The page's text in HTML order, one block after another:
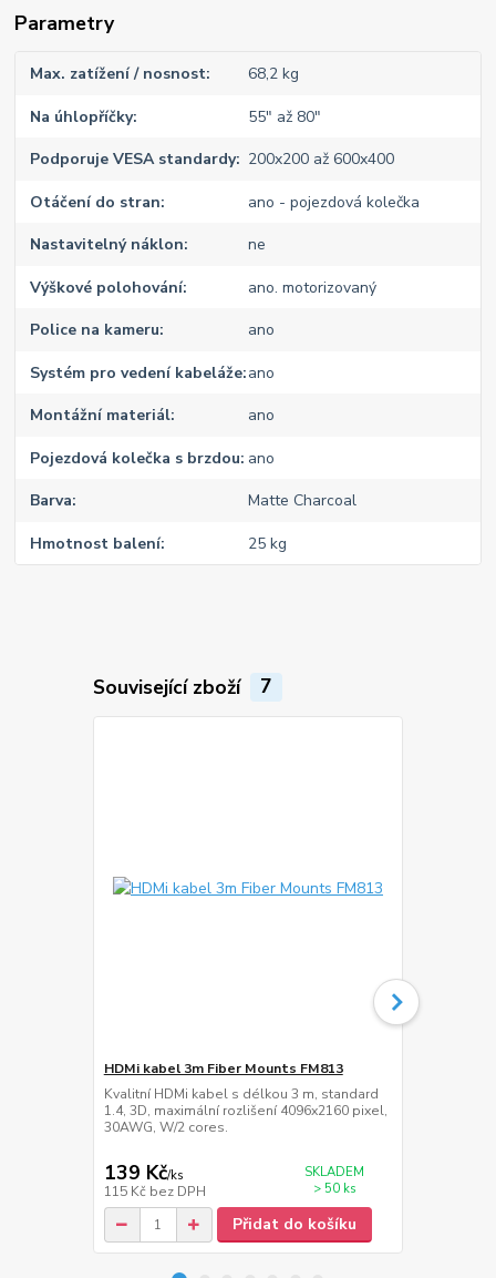
Parametry
Max. zatížení / nosnost 68,2 kg
Na úhlopříčky 55" až 80"
Podporuje VESA standardy 200x200 až 600x400
Otáčení do stran ano - pojezdová kolečka
Nastavitelný náklon ne
Výškové polohování ano. motorizovaný
Police na kameru ano
Systém pro vedení kabeláže ano
Montážní materiál ano
Pojezdová kolečka s brzdou ano
Barva Matte Charcoal
Hmotnost balení 25 kg
Související zboží 7
HDMi kabel 3m Fiber Mounts FM813
Kvalitní HDMi kabel s délkou 3 m, standard
1.4, 3D, maximální rozlišení 4096x2160 pixel,
30AWG, W/2 cores.
139 Kč/ks
115 Kč bez DPH
SKLADEM
> 50 ks
Přidat do košíku